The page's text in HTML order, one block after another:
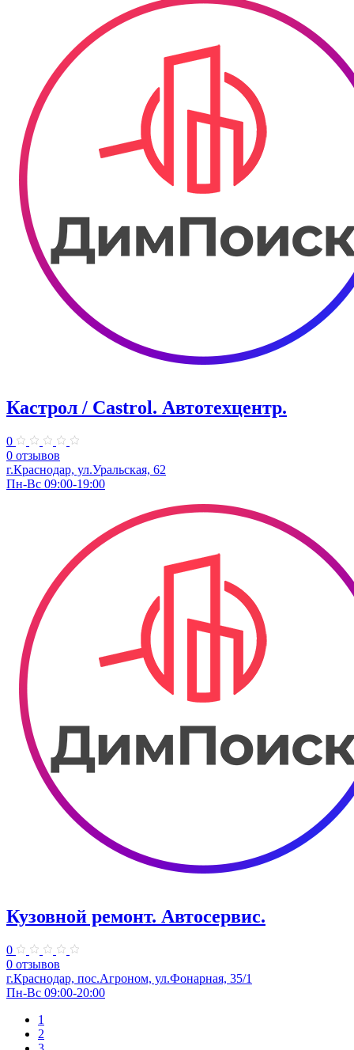
Кастрол / Castrol. Автотехцентр.
0
0 отзывов
г.Краснодар, ул.Уральская, 62
Пн-Вс 09:00-19:00
Кузовной ремонт. Автосервис.
0
0 отзывов
г.Краснодар, пос.Агроном, ул.Фонарная, 35/1
Пн-Вс 09:00-20:00
1
2